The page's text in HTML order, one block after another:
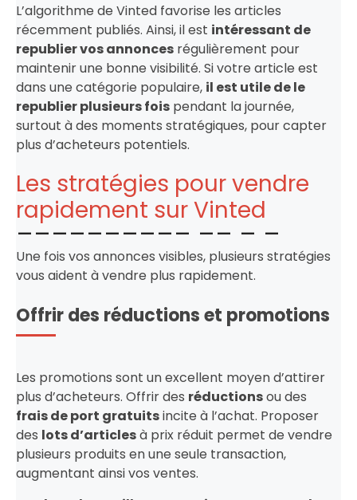
L’algorithme de Vinted favorise les articles
récemment publiés. Ainsi, il est intéressant de
republier vos annonces régulièrement pour
maintenir une bonne visibilité. Si votre article est
dans une catégorie populaire, il est utile de le
republier plusieurs fois pendant la journée,
surtout à des moments stratégiques, pour capter
plus d’acheteurs potentiels.
Les stratégies pour vendre
rapidement sur Vinted
Une fois vos annonces visibles, plusieurs stratégies
vous aident à vendre plus rapidement.
Offrir des réductions et promotions
Les promotions sont un excellent moyen d’attirer
plus d’acheteurs. Offrir des réductionsou des
frais de port gratuitsincite à l’achat. Proposer
des lots d’articlesà prix réduit permet de vendre
plusieurs produits en une seule transaction,
augmentant ainsi vos ventes.